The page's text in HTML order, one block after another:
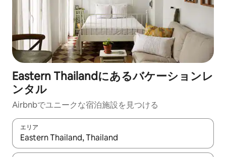
Eastern Thailandにあるバケーションレ
ンタル
Airbnbでユニークな宿泊施設を見つける
エリア
検索結果が表示されたら、上下の矢印キーを使って移動するか